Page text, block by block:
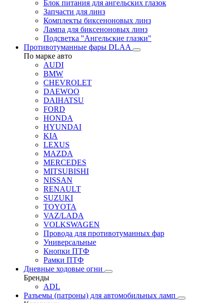
Блок питания для ангельских глазок
Запчасти для линз
Комплекты биксеноновых линз
Лампа для биксеноновых линз
Подсветка "Ангельские глазки"
Противотуманные фары DLAA
По марке авто
AUDI
BMW
CHEVROLET
DAEWOO
DAIHATSU
FORD
HONDA
HYUNDAI
KIA
LEXUS
MAZDA
MERCEDES
MITSUBISHI
NISSAN
RENAULT
SUZUKI
TOYOTA
VAZ/LADA
VOLKSWAGEN
Провода для противотуманных фар
Универсальные
Кнопки ПТФ
Рамки ПТФ
Дневные ходовые огни
Бренды
ADL
Разъемы (патроны) для автомобильных ламп